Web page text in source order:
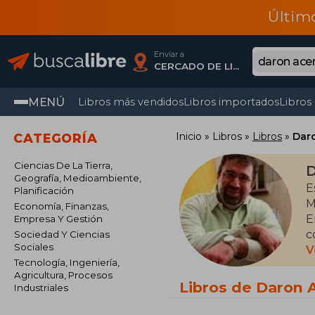
Enviar a
CERCADO DE LIMA, Lima
MENÚ Libros más vendidosLibros importadosLibros
CATEGORÍA
Ciencias De La Tierra,
Geografía, Medioambiente,
Planificación
Economía, Finanzas,
Empresa Y Gestión
Sociedad Y Ciencias
Sociales
Tecnología, Ingeniería,
Agricultura, Procesos
Industriales
Inicio Libros Libros
Libros de Daron